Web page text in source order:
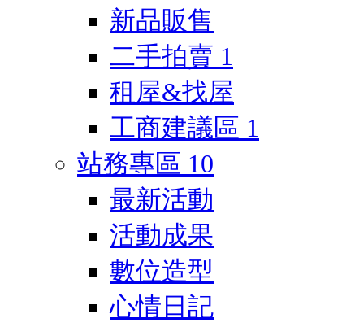
新品販售
二手拍賣 1
租屋&找屋
工商建議區 1
站務專區 10
最新活動
活動成果
數位造型
心情日記